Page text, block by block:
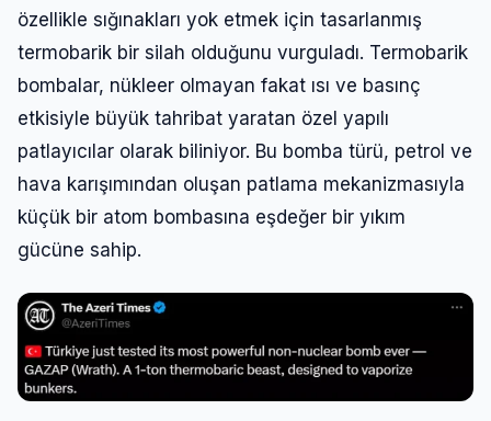
özellikle sığınakları yok etmek için tasarlanmış
termobarik bir silah olduğunu vurguladı. Termobarik
bombalar, nükleer olmayan fakat ısı ve basınç
etkisiyle büyük tahribat yaratan özel yapılı
patlayıcılar olarak biliniyor. Bu bomba türü, petrol ve
hava karışımından oluşan patlama mekanizmasıyla
küçük bir atom bombasına eşdeğer bir yıkım
gücüne sahip.